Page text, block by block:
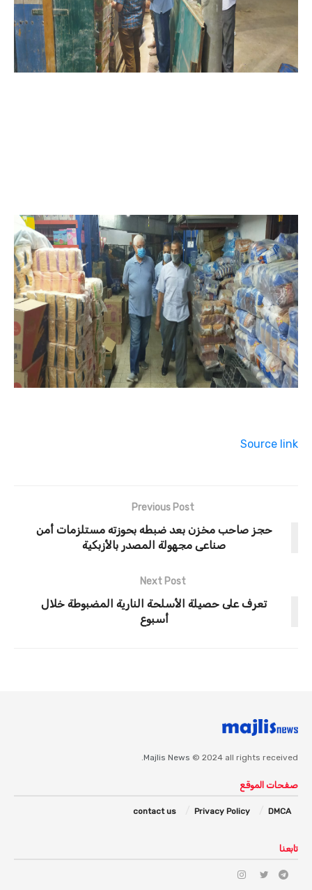
Source link
Previous Post
حجز صاحب مخزن بعد ضبطه بحوزته مستلزمات أمن
صناعى مجهولة المصدر بالأزبكية
Next Post
تعرف على حصيلة الأسلحة النارية المضبوطة خلال
أسبوع
Majlis News © 2024 all rights received.
صفحات الموقع
DMCA
Privacy Policy
contact us
تابعنا